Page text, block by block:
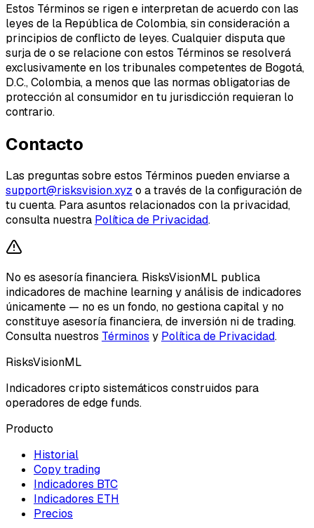
Estos Términos se rigen e interpretan de acuerdo con las
leyes de la República de Colombia, sin consideración a
principios de conflicto de leyes. Cualquier disputa que
surja de o se relacione con estos Términos se resolverá
exclusivamente en los tribunales competentes de Bogotá,
D.C., Colombia, a menos que las normas obligatorias de
protección al consumidor en tu jurisdicción requieran lo
contrario.
Contacto
Las preguntas sobre estos Términos pueden enviarse a
support@risksvision.xyz o a través de la configuración de
tu cuenta. Para asuntos relacionados con la privacidad,
consulta nuestra Política de Privacidad.
No es asesoría financiera. RisksVisionML publica
indicadores de machine learning y análisis de indicadores
únicamente — no es un fondo, no gestiona capital y no
constituye asesoría financiera, de inversión ni de trading.
Consulta nuestros Términos y Política de Privacidad.
RisksVisionML
Indicadores cripto sistemáticos construidos para
operadores de edge funds.
Producto
Historial
Copy trading
Indicadores BTC
Indicadores ETH
Precios